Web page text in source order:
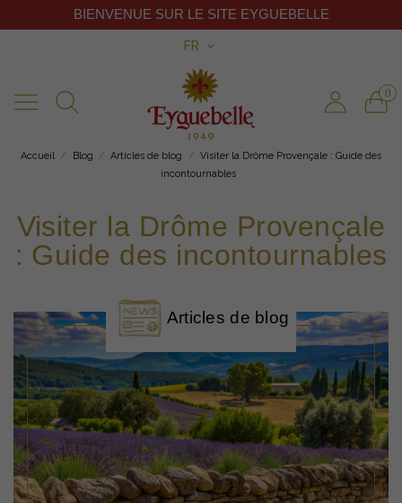
FR
0
BIENVENUE SUR LE SITE EYGUEBELLE
Accueil Blog Articles de blog
Visiter la Drôme Provençale : Guide des
incontournables
Visiter la Drôme Provençale
: Guide des incontournables
Articles de blog